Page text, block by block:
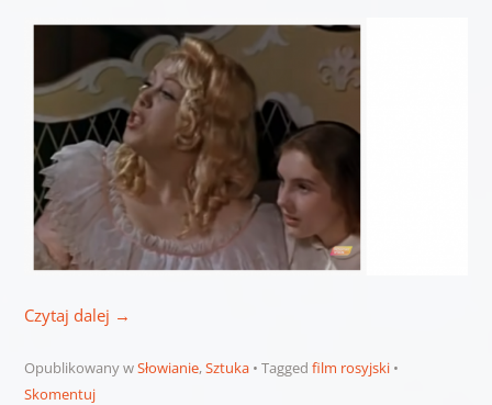
Czytaj dalej →
Opublikowany wSłowianie,Sztuka Tagged film rosyjski
Skomentuj